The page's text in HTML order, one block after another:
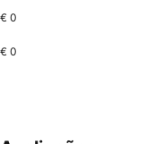
€ 0
€ 0